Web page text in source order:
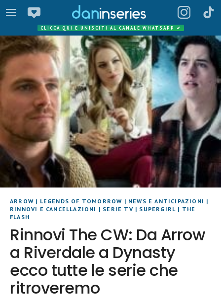
CLICCA QUI E UNISCITI AL CANALE WHATSAPP ✔
ARROW | LEGENDS OF TOMORROW | NEWS E ANTICIPAZIONI |
RINNOVI E CANCELLAZIONI | SERIE TV| SUPERGIRL | THE
FLASH
Rinnovi The CW: Da Arrow
a Riverdale a Dynasty
ecco tutte le serie che
ritroveremo